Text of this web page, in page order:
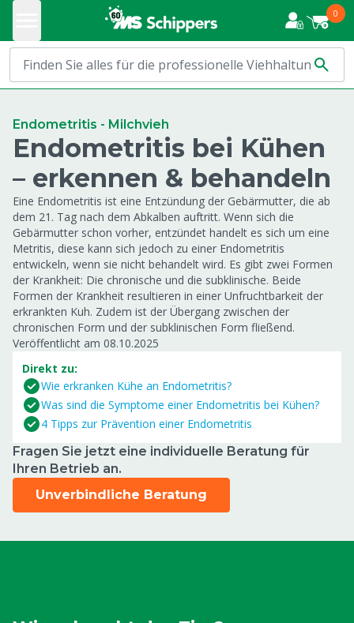
0
Endometritis - Milchvieh
Endometritis bei Kühen
– erkennen & behandeln
Eine Endometritis ist eine Entzündung der Gebärmutter, die ab
dem 21. Tag nach dem Abkalben auftritt. Wenn sich die
Gebärmutter schon vorher, entzündet handelt es sich um eine
Metritis, diese kann sich jedoch zu einer Endometritis
entwickeln, wenn sie nicht behandelt wird. Es gibt zwei Formen
der Krankheit: Die chronische und die subklinische. Beide
Formen der Krankheit resultieren in einer Unfruchtbarkeit der
erkrankten Kuh. Zudem ist der Übergang zwischen der
chronischen Form und der subklinischen Form fließend.
Veröffentlicht am 08.10.2025
Direkt zu:
Wie erkranken Kühe an Endometritis?
Was sind die Symptome einer Endometritis bei Kühen?
4 Tipps zur Prävention einer Endometritis
Fragen Sie jetzt eine individuelle Beratung für
Ihren Betrieb an.
Unverbindliche Beratung